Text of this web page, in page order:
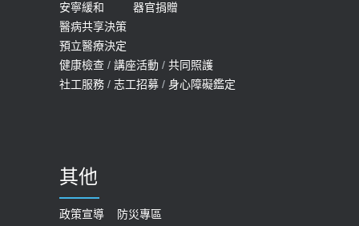
安寧緩和
器官捐贈
醫病共享決策
預立醫療決定
健康檢查 / 講座活動 / 共同照護
社工服務 / 志工招募 / 身心障礙鑑定
其他
政策宣導
防災專區